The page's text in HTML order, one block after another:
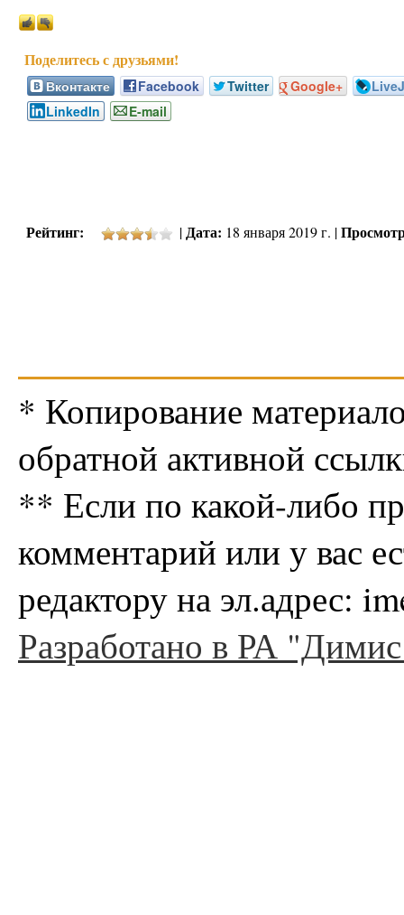
Вконтакте Facebook Twitter Google+
LinkedIn
E-mail
Рейтинг: |Дата: 18 января 2019 г. |
* Копирование
обратной активной
** Если по какой-либо
комментарий или у вас
редактору на эл.адрес:
Разработано в РА